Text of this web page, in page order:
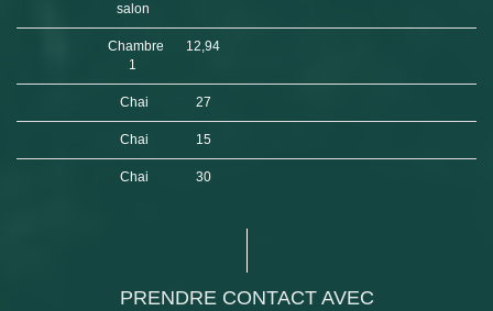
salon
Chambre
1
12,94
Chai 27
Chai 15
Chai 30
PRENDRE CONTACT AVEC